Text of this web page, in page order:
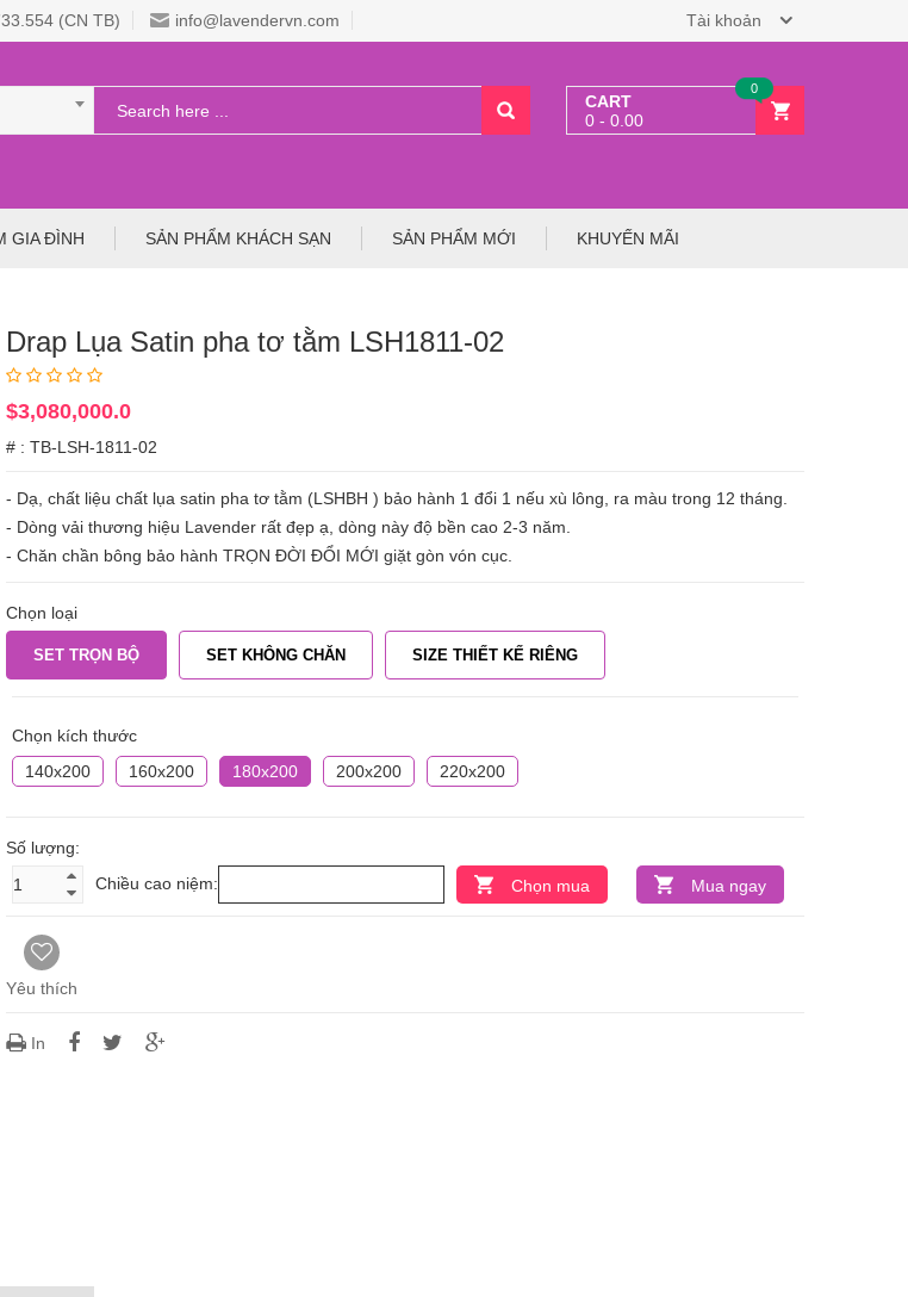
(CN TB) info@lavendervn.com Tài khoản
CART
0 - 0.00
0
GIA ĐÌNH SẢN PHẨM KHÁCH SẠN SẢN PHẨM MỚI KHUYẾN MÃI
Drap Lụa Satin pha tơ tằm LSH1811-02
$3,080,000.0
# : TB-LSH-1811-02
- Dạ, chất liệu chất lụa satin pha tơ tằm (LSHBH ) bảo hành 1 đổi 1 nếu xù lông, ra màu trong 12 tháng.
- Dòng vải thương hiệu Lavender rất đẹp ạ, dòng này độ bền cao 2-3 năm.
- Chăn chần bông bảo hành TRỌN ĐỜI ĐỔI MỚI giặt gòn vón cục.
Chọn loại
SET TRỌN BỘ SET KHÔNG CHĂN SIZE THIẾT KẾ RIÊNG
Chọn kích thước
140x200
160x200 180x200 200x200 220x200
Số lượng:
Chiều cao niệm:
Chọn mua Mua ngay
Yêu thích
In